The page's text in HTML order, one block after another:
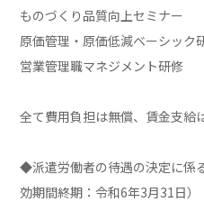
ものづくり品質向上セミナー
原価管理・原価低減ベーシック
営業管理職マネジメント研修
全て費用負担は無償、賃金支給
◆派遣労働者の待遇の決定に係
効期間終期：令和6年3月31日）